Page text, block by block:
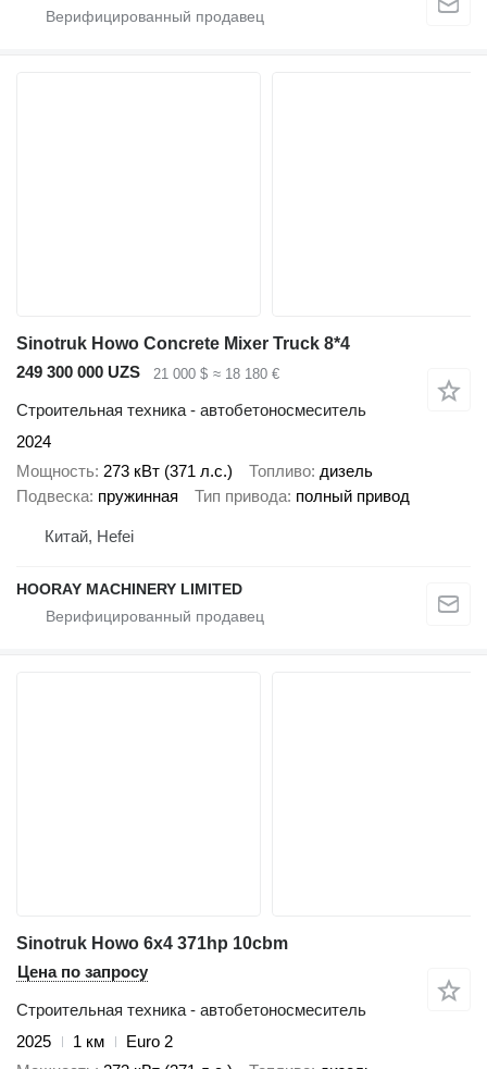
Sinotruk Howo Concrete Mixer Truck 8*4
249 300 000 UZS
21 000 $ ≈ 18 180 €
Строительная техника - автобетоносмеситель
2024
Мощность 273 кВт (371 л.с.) Топливо дизель
Подвеска пружинная Тип привода полный привод
Китай, Hefei
HOORAY MACHINERY LIMITED
Sinotruk Howo 6x4 371hp 10cbm
Цена по запросу
Строительная техника - автобетоносмеситель
2025
1 км
Euro 2